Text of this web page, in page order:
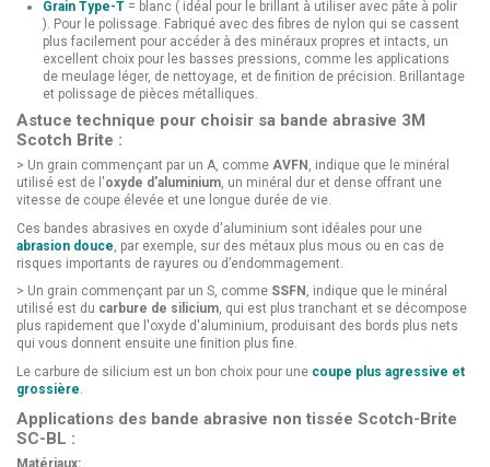
Grain Type-T = blanc ( idéal pour le brillant à utiliser avec pâte à polir
). Pour le polissage. Fabriqué avec des fibres de nylon qui se cassent
plus facilement pour accéder à des minéraux propres et intacts, un
excellent choix pour les basses pressions, comme les applications
de meulage léger, de nettoyage, et de finition de précision. Brillantage
et polissage de pièces métalliques.
Astuce technique pour choisir sa bande abrasive 3M
Scotch Brite :
> Un grain commençant par un A, comme AVFN , indique que le minéral
utilisé est de l'oxyde d'aluminium, un minéral dur et dense offrant une
vitesse de coupe élevée et une longue durée de vie.
Ces bandes abrasives en oxyde d'aluminium sont idéales pour une
abrasion douce , par exemple, sur des métaux plus mous ou en cas de
risques importants de rayures ou d’endommagement.
> Un grain commençant par un S, comme SSFN , indique que le minéral
utilisé est du carbure de silicium, qui est plus tranchant et se décompose
plus rapidement que l'oxyde d'aluminium, produisant des bords plus nets
qui vous donnent ensuite une finition plus fine.
Le carbure de silicium est un bon choix pour une coupe plus agressive et
grossière.
Applications des bande abrasive non tissée Scotch-Brite
SC-BL :
Matériaux: